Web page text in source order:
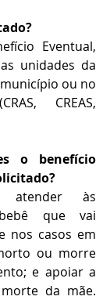
Eventual,
unidades da
ou no
CREAS,
o benefício
atender às
que vai
nos casos em
ou morre
e apoiar a